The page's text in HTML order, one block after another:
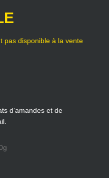
d’amandes et de